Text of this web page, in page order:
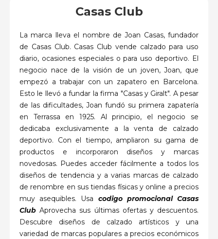
Casas Club
La marca lleva el nombre de Joan Casas, fundador
de Casas Club. Casas Club vende calzado para uso
diario, ocasiones especiales o para uso deportivo. El
negocio nace de la visión de un joven, Joan, que
empezó a trabajar con un zapatero en Barcelona.
Esto le llevó a fundar la firma "Casas y Giralt". A pesar
de las dificultades, Joan fundó su primera zapatería
en Terrassa en 1925. Al principio, el negocio se
dedicaba exclusivamente a la venta de calzado
deportivo. Con el tiempo, ampliaron su gama de
productos e incorporaron diseños y marcas
novedosas. Puedes acceder fácilmente a todos los
diseños de tendencia y a varias marcas de calzado
de renombre en sus tiendas físicas y online a precios
muy asequibles. Usa codigo promocional Casas
ClubAprovecha sus últimas ofertas y descuentos.
Descubre diseños de calzado artísticos y una
variedad de marcas populares a precios económicos